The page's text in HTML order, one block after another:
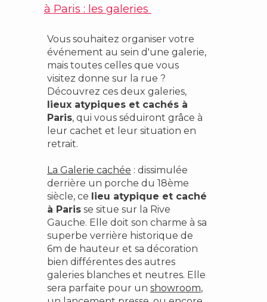
à Paris : les galeries
Vous souhaitez organiser votre
événement au sein d'une galerie,
mais toutes celles que vous
visitez donne sur la rue ?
Découvrez ces deux galeries,
lieux atypiques et cachés à
Paris, qui vous séduiront grâce à
leur cachet et leur situation en
retrait.
La Galerie cachée : dissimulée
derrière un porche du 18ème
siècle, ce lieu atypique et caché
à Paris se situe sur la Rive
Gauche. Elle doit son charme à sa
superbe verrière historique de
6m de hauteur et sa décoration
bien différentes des autres
galeries blanches et neutres. Elle
sera parfaite pour un showroom,